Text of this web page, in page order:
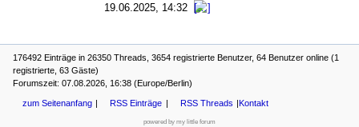
19.06.2025, 14:32
176492 Einträge in 26350 Threads, 3654 registrierte Benutzer, 64 Benutzer online (1
registrierte, 63 Gäste)
Forumszeit: 07.08.2026, 16:38 (Europe/Berlin)
zum Seitenanfang RSS Einträge RSS Threads Kontakt
powered by my little forum